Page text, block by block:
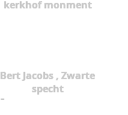
kerkhof monment
Bert Jacobs , Zwarte
specht